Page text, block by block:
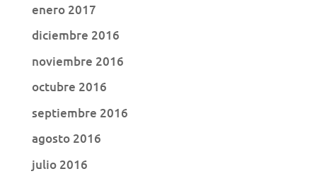
enero 2017
diciembre 2016
noviembre 2016
octubre 2016
septiembre 2016
agosto 2016
julio 2016